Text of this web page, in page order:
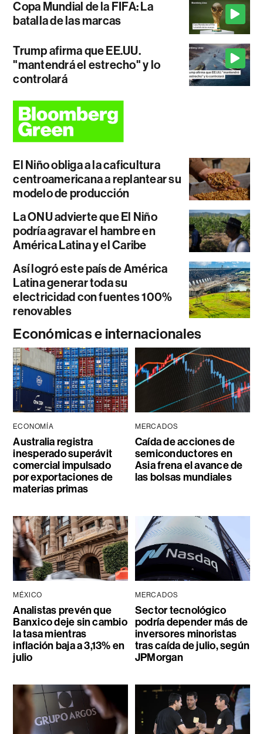
Copa Mundial de la FIFA: La
batalla de las marcas
Trump afirma que EE.UU.
"mantendrá el estrecho" y lo
controlará
El Niño obliga a la caficultura
centroamericana a replantear su
modelo de producción
La ONU advierte que El Niño
podría agravar el hambre en
América Latina y el Caribe
Así logró este país de América
Latina generar toda su
electricidad con fuentes 100%
renovables
Económicas e internacionales
ECONOMÍA
Australia registra
inesperado superávit
comercial impulsado
por exportaciones de
materias primas
MERCADOS
Caída de acciones de
semiconductores en
Asia frena el avance de
las bolsas mundiales
MÉXICO
Analistas prevén que
Banxico deje sin cambio
la tasa mientras
inflación baja a 3,13% en
julio
MERCADOS
Sector tecnológico
podría depender más de
inversores minoristas
tras caída de julio, según
JPMorgan